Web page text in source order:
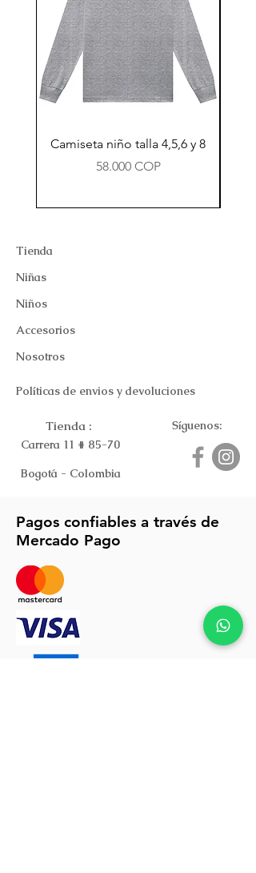
Camiseta niño talla 4,5,6 y 8
Precio
58.000 COP
Tienda
Niñas
Niños
Accesorios
Nosotros
Políticas de envios y devoluciones
Tienda :
Carrera 11 # 85-70
Bogotá - Colombia
Síguenos:
Pagos confiables a través de
Mercado Pago